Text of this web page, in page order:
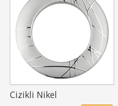
Cizikli Nikel